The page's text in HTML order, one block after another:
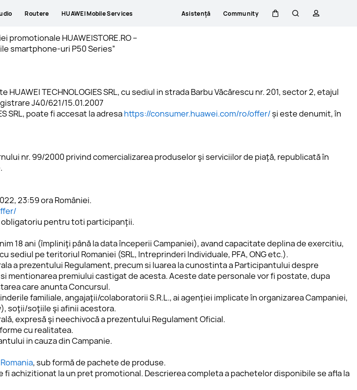
Routere HUAWEI Mobile Services Asistență Community
promotionale HUAWEISTORE.RO –
smartphone-uri P50 Series”
TECHNOLOGIES SRL, cu sediul in strada Barbu Văcărescu nr. 201, sector 2, etajul
J40/621/15.01.2007
SRL, poate fi accesat la adresa https://consumer.huawei.com/ro/offer/ și este denumit, în
nr. 99/2000 privind comercializarea produselor şi serviciilor de piaţă, republicată în
23:59 ora României.
obligatoriu pentru toti participanţii.
18 ani (împliniţi până la data începerii Campaniei), avand capacitate deplina de exercitiu,
pe teritoriul Romaniei (SRL, Intreprinderi Individuale, PFA, ONG etc.).
a prezentului Regulament, precum si luarea la cunostinta a Participantului despre
mentionarea premiului castigat de acesta. Aceste date personale vor fi postate, dupa
care anunta Concursul.
familiale, angajaţii/colaboratorii S.R.L., ai agenţiei implicate în organizarea Campaniei,
soţii/soţiile şi afinii acestora.
expresă şi neechivocă a prezentului Regulament Oficial.
cu realitatea.
in cauza din Campanie.
, sub formă de pachete de produse.
fi achizitionat la un pret promotional. Descrierea completa a pachetelor disponibile se afla la